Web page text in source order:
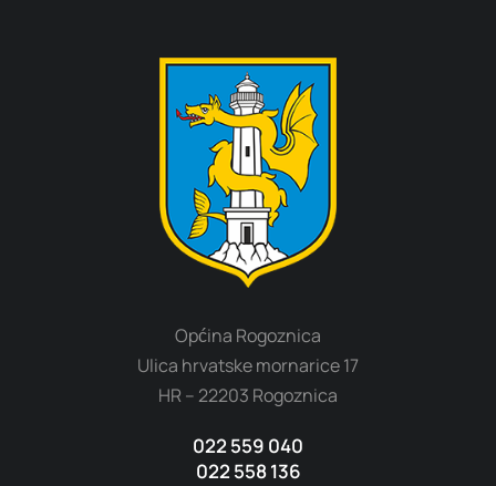
Općina Rogoznica
Ulica hrvatske mornarice 17
HR – 22203 Rogoznica
022 559 040
022 558 136